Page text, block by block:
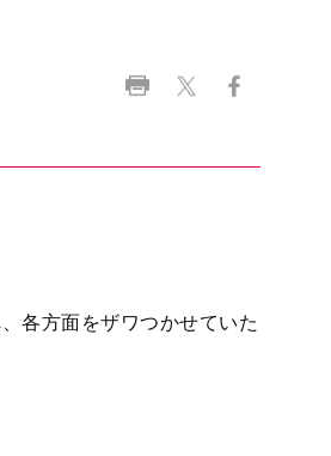
を採取し、和菓子風パッ
イベントが。しかも、あ